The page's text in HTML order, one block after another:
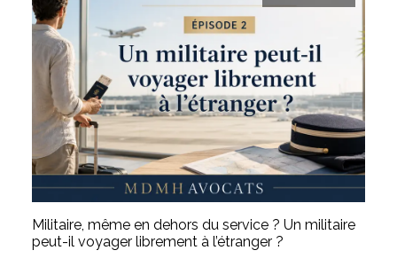
Militaire, même en dehors du service ? Un militaire
peut-il voyager librement à l’étranger ?